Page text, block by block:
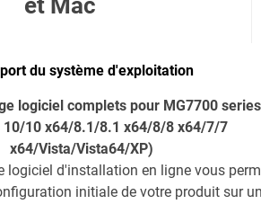
et Mac
du système d'exploitation
logiciel complets pour MG7700 series
10/10 x64/8.1/8.1 x64/8/8 x64/7/7
x64/Vista/Vista64/XP)
logiciel d'installation en ligne vous
initiale de votre produit sur